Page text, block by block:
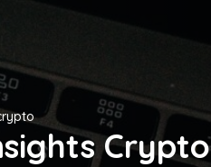
Crypto